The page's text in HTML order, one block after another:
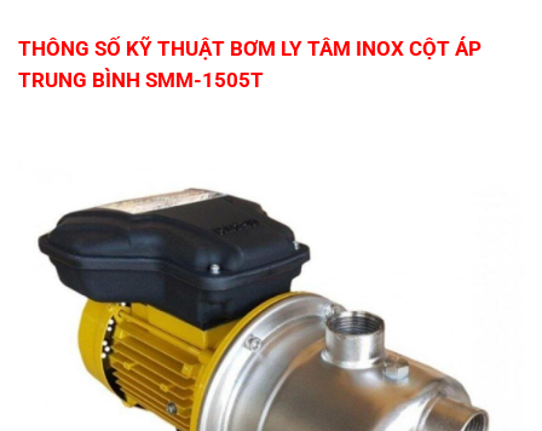
THÔNG SỐ KỸ THUẬT BƠM LY TÂM INOX CỘT ÁP
TRUNG BÌNH SMM-1505T